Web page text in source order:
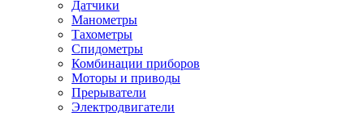
Датчики
Манометры
Тахометры
Спидометры
Комбинации приборов
Моторы и приводы
Прерыватели
Электродвигатели